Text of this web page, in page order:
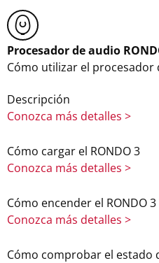
Procesador de audio
Cómo utilizar el procesador
Descripción
Conozca más detalles >
Cómo cargar el RONDO 3
Conozca más detalles >
Cómo encender el RONDO 3
Conozca más detalles >
Cómo comprobar el estado